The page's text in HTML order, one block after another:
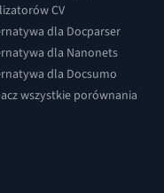
CV
dla Docparser
dla Nanonets
dla Docsumo
wszystkie porównania